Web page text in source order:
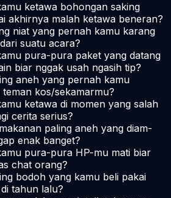
ketawa bohongan saking
akhirnya malah ketawa beneran?
niat yang pernah kamu karang
suatu acara?
pura-pura paket yang datang
biar nggak usah ngasih tip?
aneh yang pernah kamu
kos/sekamarmu?
ketawa di momen yang salah
cerita serius?
paling aneh yang diam-
enak banget?
pura-pura HP-mu mati biar
chat orang?
bodoh yang kamu beli pakai
tahun lalu?